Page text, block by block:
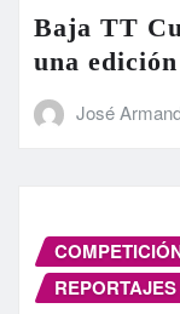
Baja TT
una
José
REPORTAJES